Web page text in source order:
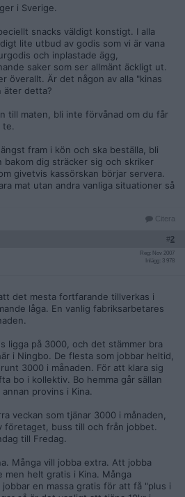
i Sverige.
snacks väldigt konstigt. I alla
lite utbud av godis som vi är vana
och inplastade ägg,
saker som ser allmänt äckligt ut.
överallt. Är det någon av alla "kinas
äter detta?
till maten, bli inte förvånad om du får
te.
fram i kön och ska beställa, bli
bakom dig sträcker sig och skriker
givetvis kassörskan börjar servera.
mat utan andra vanliga situationer så
Citera
#2
Reg: Nov 2007
Inlägg: 3 978
det mesta fortfarande tillverkas i
låga. En vanlig fabriksarbetares
ligga på 3000, och det stämmer bra
i Ningbo. De flesta som jobbar heltid,
3000 i månaden. För att klara sig
bo i kollektiv. Bo hemma går sällan
provins i Kina.
veckan som tjänar 3000 i månaden,
företaget, buss till och från jobbet.
till Fredag.
Många vill jobba extra. Att jobba
helt gratis i Kina. Många
en massa gratis för att få "plus i